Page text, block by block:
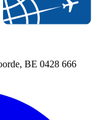
BE 0428 666